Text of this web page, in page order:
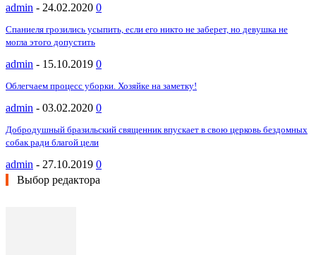
admin - 24.02.2020 0
Спаниеля грозились усыпить, если его никто не заберет, но девушка не
могла этого допустить
admin - 15.10.2019 0
Облегчаем процесс уборки. Хозяйке на заметку!
admin - 03.02.2020 0
Добродушный бразильский священник впускает в свою церковь бездомных
собак ради благой цели
admin - 27.10.2019 0
Выбор редактора